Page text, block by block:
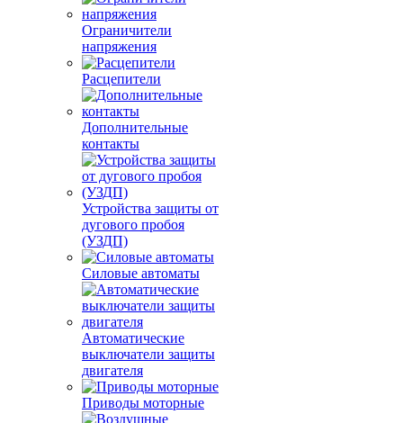
Ограничители
напряжения
Расцепители
Дополнительные
контакты
Устройства защиты от
дугового пробоя
(УЗДП)
Силовые автоматы
Автоматические
выключатели защиты
двигателя
Приводы моторные